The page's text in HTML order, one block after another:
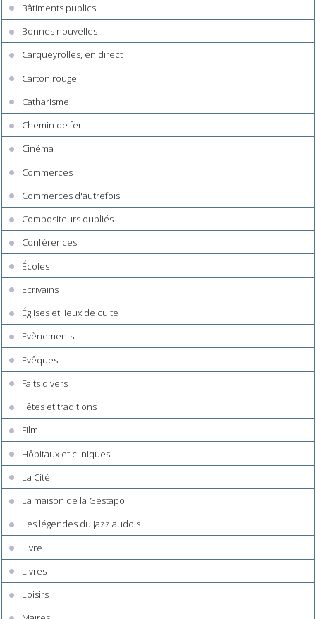
Bâtiments publics
Bonnes nouvelles
Carqueyrolles, en direct
Carton rouge
Catharisme
Chemin de fer
Cinéma
Commerces
Commerces d'autrefois
Compositeurs oubliés
Conférences
Écoles
Ecrivains
Églises et lieux de culte
Evènements
Evêques
Faits divers
Fêtes et traditions
Film
Hôpitaux et cliniques
La Cité
La maison de la Gestapo
Les légendes du jazz audois
Livre
Livres
Loisirs